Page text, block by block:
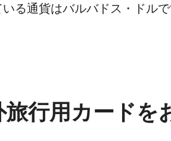
る通貨はバルバドス・ドル
行用カードを